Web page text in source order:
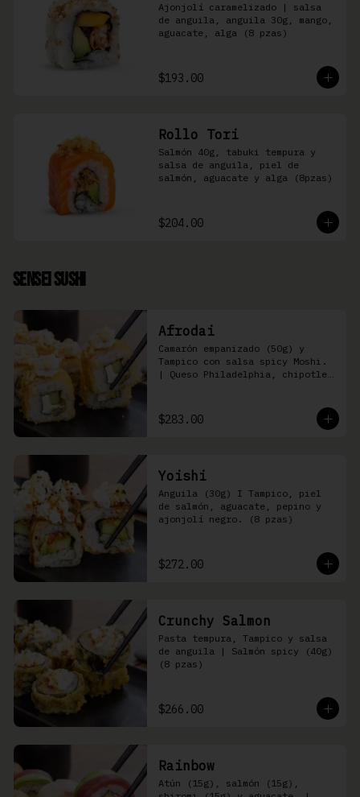
Ajonjolí caramelizado | salsa
de anguila, anguila 30g, mango,
aguacate, alga (8 pzas)
$193.00
Rollo Tori
Salmón 40g, tabuki tempura y
salsa de anguila, piel de
salmón, aguacate y alga (8pzas)
$204.00
Sensei Sushi
Afrodai
Camarón empanizado (50g) y
Tampico con salsa spicy Moshi.
| Queso Philadelphia, chipotle,
$283.00
Yoishi
Anguila (30g) I Tampico, piel
de salmón, aguacate, pepino y
ajonjolí negro. (8 pzas)
$272.00
Crunchy Salmon
Pasta tempura, Tampico y salsa
de anguila | Salmón spicy (40g)
(8 pzas)
$266.00
Rainbow
Atún (15g), salmón (15g),